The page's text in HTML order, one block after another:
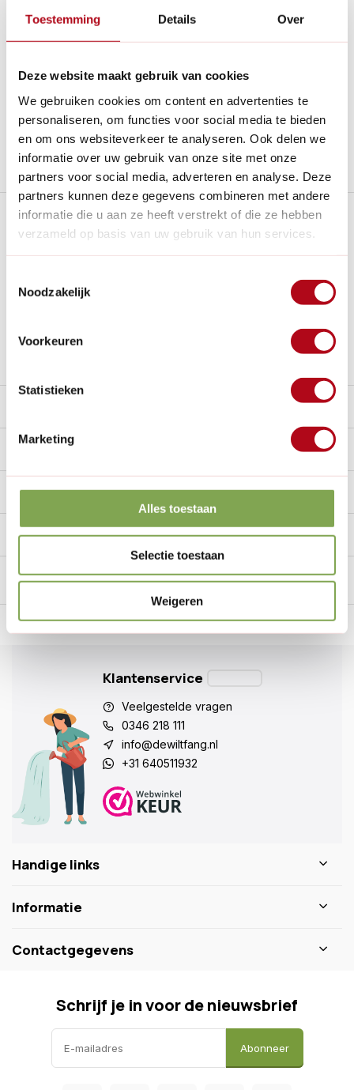
Toestemming Details Over
Deze website maakt gebruik van cookies
We gebruiken cookies om content en advertenties te
personaliseren, om functies voor social media te bieden
en om ons websiteverkeer te analyseren. Ook delen we
informatie over uw gebruik van onze site met onze
partners voor social media, adverteren en analyse. Deze
partners kunnen deze gegevens combineren met andere
informatie die u aan ze heeft verstrekt of die ze hebben
verzameld op basis van uw gebruik van hun services.
Noodzakelijk
Voorkeuren
Statistieken
Marketing
Alles toestaan
Selectie toestaan
Weigeren
Lees meer
Gratis verzendenvanaf € 60 in België en Nederland.*
Al28 jaar
Haal je bestelling in Wilnis bij ons op!
Stel een vraag over dit product
Plus- en minpunten
Bescherm jouw tuinplanten tegen vorst, wind en sneeuw.
Eenvoudig te installeren en effectieve bescherming.
Niet geschikt voor planten groter dan 50 cm diameter en
100 cm hoogte.
Specificaties
Handig voor erbij
Nederland.* 14dagen bedenktijd Al28 jaarde tuinspecialist
Klantenservice
Veelgestelde vragen
0346 218 111
info@dewiltfang.nl
+31 640511932
Handige links
Informatie
Contactgegevens
Schrijf je in voor de nieuwsbrief
Abonneer